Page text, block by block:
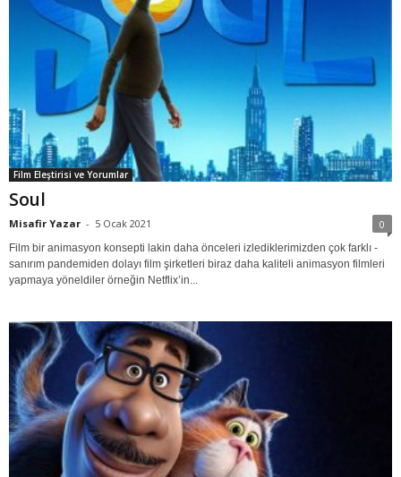
Film Eleştirisi ve Yorumlar
Soul
Misafir Yazar - 5 Ocak 2021 0
Film bir animasyon konsepti lakin daha önceleri izlediklerimizden çok farklı -
sanırım pandemiden dolayı film şirketleri biraz daha kaliteli animasyon filmleri
yapmaya yöneldiler örneğin Netflix’in...